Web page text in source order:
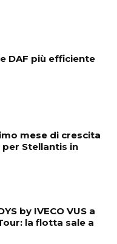
DAF più efficiente
mese di crescita
Stellantis in
by IVECO VUS a
la flotta sale a